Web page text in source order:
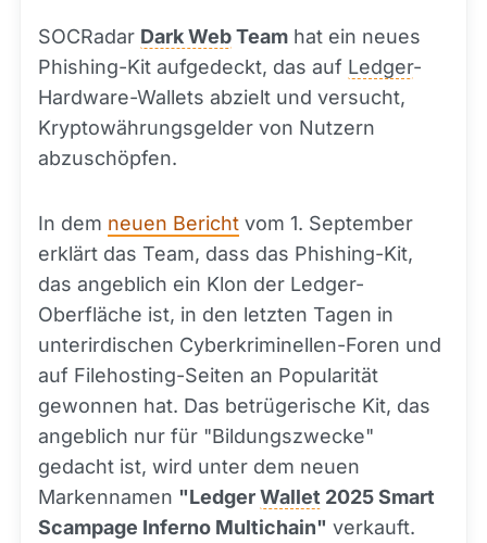
SOCRadar Dark WebTeam hat ein neues
Phishing-Kit aufgedeckt, das auf Ledger-
Hardware-Wallets abzielt und versucht,
Kryptowährungsgelder von Nutzern
abzuschöpfen.
In dem neuen Bericht vom 1. September
erklärt das Team, dass das Phishing-Kit,
das angeblich ein Klon der Ledger-
Oberfläche ist, in den letzten Tagen in
unterirdischen Cyberkriminellen-Foren und
auf Filehosting-Seiten an Popularität
gewonnen hat. Das betrügerische Kit, das
angeblich nur für "Bildungszwecke"
gedacht ist, wird unter dem neuen
Markennamen "LedgerWallet 2025 Smart
Scampage Inferno Multichain" verkauft.